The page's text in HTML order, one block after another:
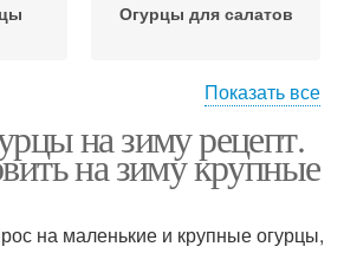
Огурцы для салатов
Огурцы в огурцах
Показать все
на зиму рецепт.
на зиму крупные
на маленькие и крупные огурцы,